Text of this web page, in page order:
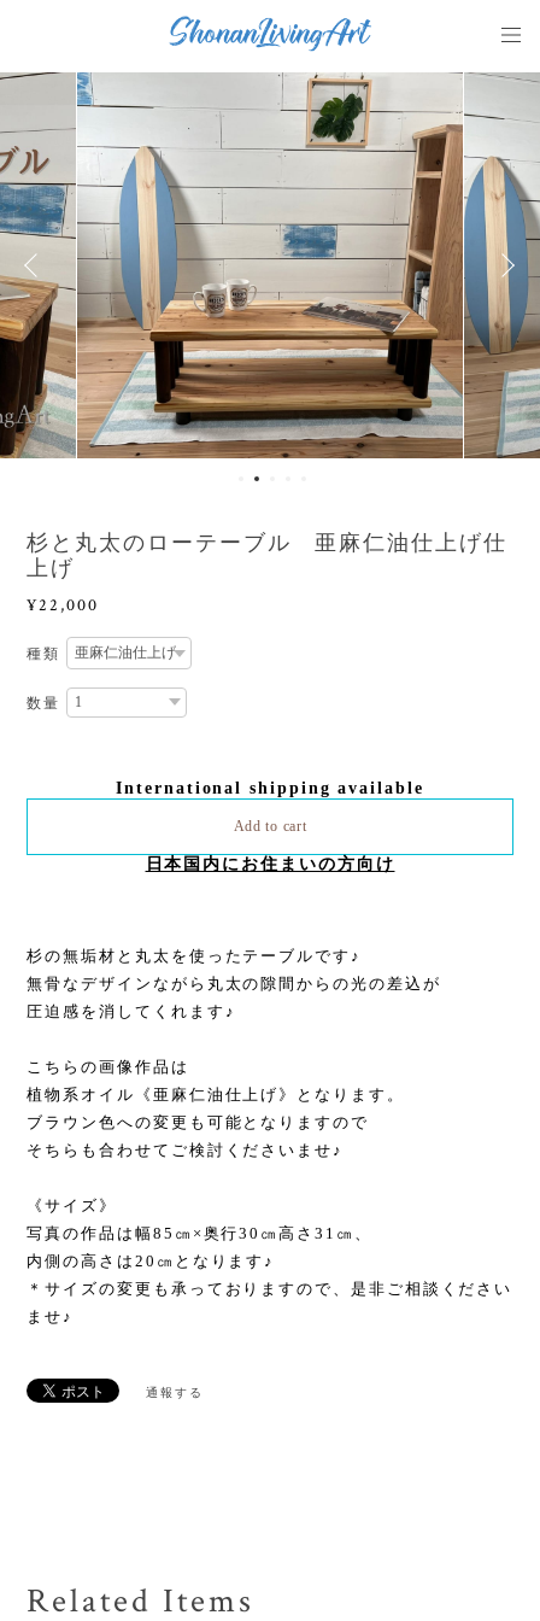
杉と丸太のローテーブル 亜麻仁油仕上げ仕
上げ
¥22,000
種類
数量
International shipping available
Add to cart
日本国内にお住まいの方向け
杉の無垢材と丸太を使ったテーブルです♪
無骨なデザインながら丸太の隙間からの光の差込が
圧迫感を消してくれます♪
こちらの画像作品は
植物系オイル《亜麻仁油仕上げ》となります。
ブラウン色への変更も可能となりますので
そちらも合わせてご検討くださいませ♪
《サイズ》
写真の作品は幅85㎝×奥行30㎝高さ31㎝、
内側の高さは20㎝となります♪
＊サイズの変更も承っておりますので、是非ご相談ください
ませ♪
通報する
Related Items